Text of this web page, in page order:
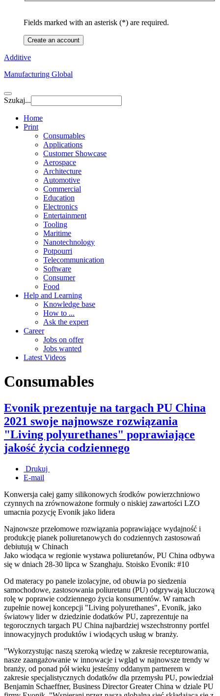
Fields marked with an asterisk (*) are required.
Create an account
Additive
Manufacturing Global
Szukaj...
Home
Print
Consumables
Applications
Customer Showcase
Aerospace
Architecture
Automotive
Commercial
Education
Electronics
Entertainment
Tooling
Maritime
Nanotechnology
Potpourri
Telecommunication
Software
Consumer
Food
Help and Learning
Knowledge base
How to ...
Ask the expert
Career
Jobs on offer
Jobs wanted
Latest Videos
Consumables
Evonik prezentuje na targach PU China
2021 swoje najnowsze rozwiązania
"Living polyurethanes" poprawiające
jakość życia codziennego
Drukuj
E-mail
Konwersja całej gamy silikonowych środków powierzchniowo
czynnych na zrównoważone formuły o niskiej zawartości LZO
umacnia pozycję Evonik jako lidera
Najnowsze przełomowe rozwiązania poprawiające wydajność i
produkcję pianek poliuretanowych do codziennych zastosowań
debiutują w Chinach
Jako wiodąca w regionie wystawa poliuretanów, PU China odbywa
się w dniach 28-30 lipca w Szanghaju. Stoisko Evonik: #10
Od materacy po panele izolacyjne, od obuwia po siedzenia
samochodowe, zastosowania poliuretanu (PU) odgrywają kluczową
rolę w poprawie codziennego życia konsumentów. W ramach
zupełnie nowej koncepcji "Living polyurethanes", Evonik, jako
światowy lider w dziedzinie dodatków PU, zaprezentuje na
tegorocznych targach PU China najbardziej wszechstronny portfel
innowacyjnych produktów i wiodących usług w branży.
"Wykorzystując naszą szeroką wiedzę w zakresie recepturowania,
nasze zaangażowanie w innowacje i wgląd w najnowsze trendy w
branży, od ponad pół wieku jesteśmy oddanym partnerem w
zakresie specjalistycznych dodatków dla przemysłu PU, powiedział
Benjamin Schaeffner, Business Director Greater China w dziale PU